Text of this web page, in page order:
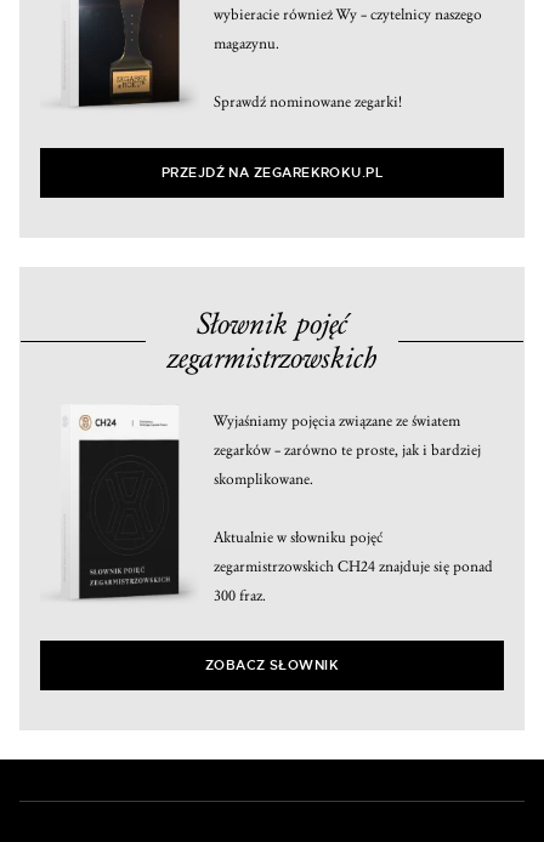
wybieracie również Wy – czytelnicy naszego
magazynu.
Sprawdź nominowane zegarki!
PRZEJDŹ NA ZEGAREKROKU.PL
Słownik pojęć
zegarmistrzowskich
Wyjaśniamy pojęcia związane ze światem
zegarków – zarówno te proste, jak i bardziej
skomplikowane.
Aktualnie w słowniku pojęć
zegarmistrzowskich CH24 znajduje się ponad
300 fraz.
ZOBACZ SŁOWNIK